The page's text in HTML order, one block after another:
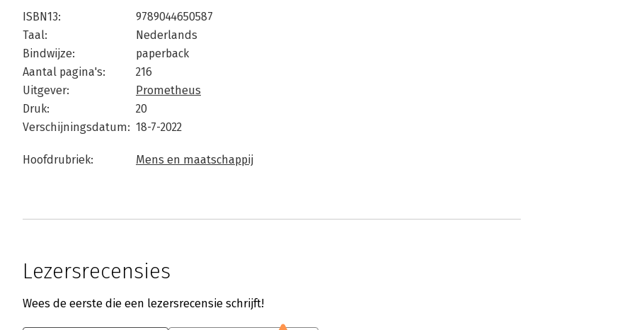
ISBN13:
9789044650587
Taal:
Nederlands
Bindwijze:
paperback
Aantal pagina's:
216
Uitgever:
Prometheus
Druk:
20
Verschijningsdatum: 18-7-2022
Hoofdrubriek: Mens en maatschappij
Lezersrecensies
Wees de eerste die een lezersrecensie schrijft!